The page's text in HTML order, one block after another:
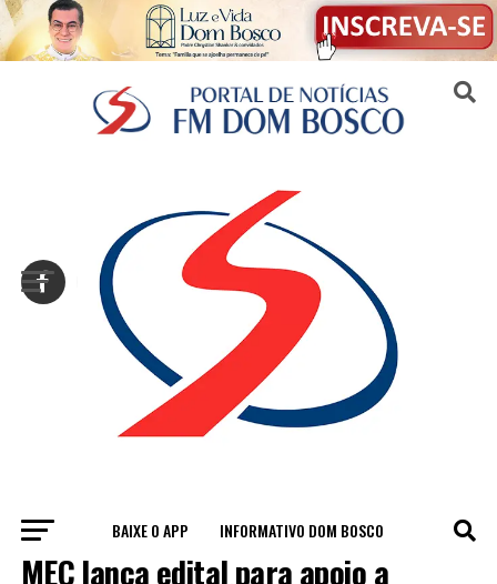
BAIXE O APP INFORMATIVO DOM BOSCO
EDUCAÇÃO
MEC lança edital para apoio a
Sair da versão mobile